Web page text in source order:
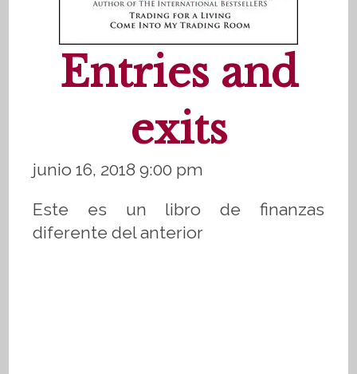
Entries and
exits
junio 16, 2018 9:00 pm
Este es un libro de finanzas
diferente del anterior